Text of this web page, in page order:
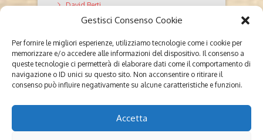
Gestisci Consenso Cookie
Per fornire le migliori esperienze, utilizziamo tecnologie come i cookie per
memorizzare e/o accedere alle informazioni del dispositivo. Il consenso a
queste tecnologie ci permetterà di elaborare dati come il comportamento di
navigazione o ID unici su questo sito. Non acconsentire o ritirare il
consenso può influire negativamente su alcune caratteristiche e funzioni.
Accetta
David Berti
GiroDiVite Servizi editoriali
Editing
Correzione di bozze
Ghostwriting
Poesie
Parola ai lettori